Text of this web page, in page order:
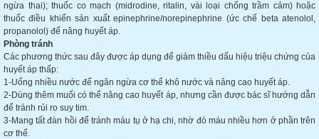
ngừa thai); thuốc co mạch (midrodine, ritalin, vài loại chống trầm cảm) hoặc
thuốc điều khiển sản xuất epinephrine/norepinephrine (ức chế beta atenolol,
propanolol) để nâng huyết áp.
Phòng tránh
Các phương thức sau đây được áp dụng để giảm thiều dấu hiệu triệu chứng của
huyết áp thấp:
1-Uống nhiều nước để ngăn ngừa cơ thể khô nước và nâng cao huyết áp.
2-Dùng thêm muối có thể nâng cao huyết áp, nhưng cần được bác sĩ hướng dẫn
để tránh rủi ro suy tim.
3-Mang tất đàn hồi để tránh máu tụ ở hạ chi, nhờ đó máu nhiều hơn ở phần trên
cơ thể.